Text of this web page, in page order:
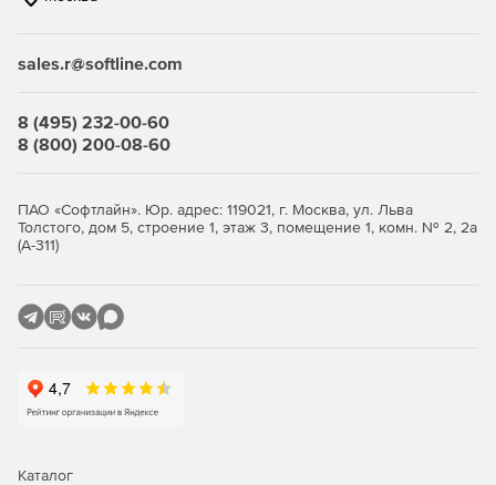
связанные с соблюдением нормативных актов.
Безопасность виртуальной среды и
рабочих столов
Легковесные агенты снижают потребление ресурсов
виртуализации до 30%, обеспечивая оптимизацию
Поддержка широкого спектра платформ
виртуализации серверов и инфраструктур VDI.
sales.r@softline.com
8 (495) 232-00-60
8 (800) 200-08-60
ПАО «Софтлайн». Юр. адрес: 119021, г. Москва, ул. Льва
Толстого, дом 5, строение 1, этаж 3, помещение 1, комн. № 2, 2а
(А-311)
Каталог